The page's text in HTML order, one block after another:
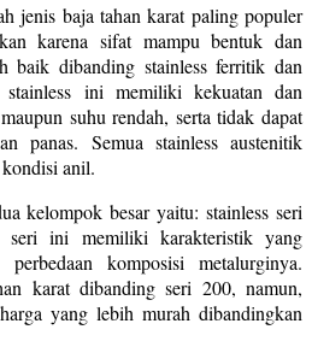
jenis baja tahan karat paling populer
karena sifat mampu bentuk dan
baik dibanding stainless ferritik dan
ini memiliki kekuatan dan
suhu rendah, serta tidak dapat
panas. Semua stainless austenitik
anil.
kelompok besar yaitu: stainless seri
ini memiliki karakteristik yang
komposisi metalurginya.
karat dibanding seri 200, namun,
yang lebih murah dibandingkan